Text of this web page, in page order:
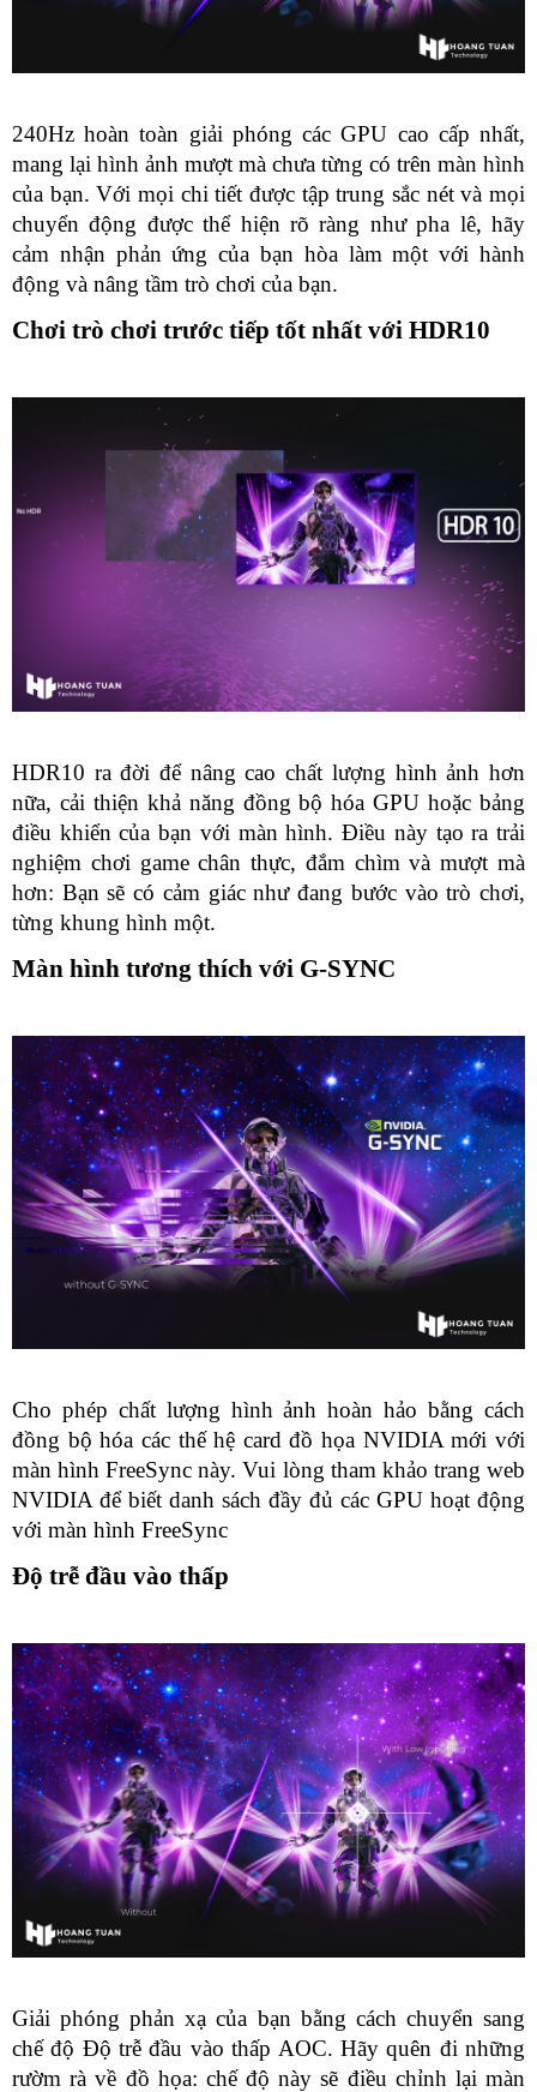
240Hz hoàn toàn giải phóng các GPU cao cấp nhất,
mang lại hình ảnh mượt mà chưa từng có trên màn hình
của bạn. Với mọi chi tiết được tập trung sắc nét và mọi
chuyển động được thể hiện rõ ràng như pha lê, hãy
cảm nhận phản ứng của bạn hòa làm một với hành
động và nâng tầm trò chơi của bạn.
Chơi trò chơi trước tiếp tốt nhất với HDR10
HDR10 ra đời để nâng cao chất lượng hình ảnh hơn
nữa, cải thiện khả năng đồng bộ hóa GPU hoặc bảng
điều khiển của bạn với màn hình. Điều này tạo ra trải
nghiệm chơi game chân thực, đắm chìm và mượt mà
hơn: Bạn sẽ có cảm giác như đang bước vào trò chơi,
từng khung hình một.
Màn hình tương thích với G-SYNC
Cho phép chất lượng hình ảnh hoàn hảo bằng cách
đồng bộ hóa các thế hệ card đồ họa NVIDIA mới với
màn hình FreeSync này. Vui lòng tham khảo trang web
NVIDIA để biết danh sách đầy đủ các GPU hoạt động
với màn hình FreeSync
Độ trễ đầu vào thấp
Giải phóng phản xạ của bạn bằng cách chuyển sang
chế độ Độ trễ đầu vào thấp AOC. Hãy quên đi những
rườm rà về đồ họa: chế độ này sẽ điều chỉnh lại màn